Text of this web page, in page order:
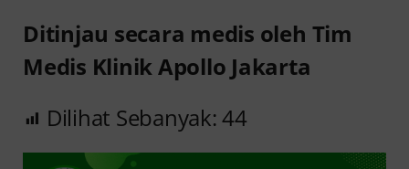
Ditinjau secara medis oleh Tim
Medis Klinik Apollo Jakarta
Dilihat Sebanyak:44